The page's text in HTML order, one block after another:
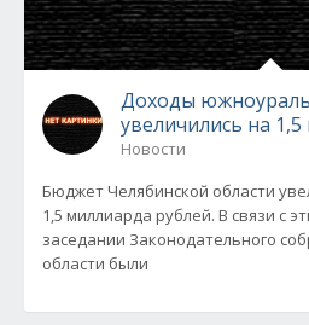
Доходы
увеличились на
Новости
Бюджет Челябинской области
1,5 миллиарда рублей. В связи с
заседании Законодательного
области были